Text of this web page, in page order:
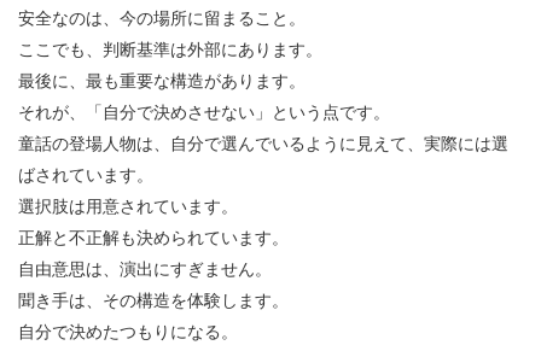
安全なのは、今の場所に留まること。
ここでも、判断基準は外部にあります。
最後に、最も重要な構造があります。
それが、「自分で決めさせない」という点です。
童話の登場人物は、自分で選んでいるように見えて、実際には選
ばされています。
選択肢は用意されています。
正解と不正解も決められています。
自由意思は、演出にすぎません。
聞き手は、その構造を体験します。
自分で決めたつもりになる。